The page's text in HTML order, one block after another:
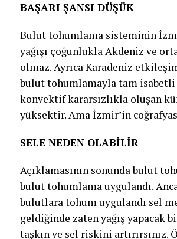
BAŞARI ŞANSI DÜŞÜK
Bulut tohumlama sisteminin
yağışı çoğunlukla Akdeniz ve
olmaz. Ayrıca Karadeniz
bulut tohumlamayla tam isabetli
konvektif kararsızlıkla oluşan
yüksektir. Ama İzmir’in
SELE NEDEN OLABİLİR
Açıklamasının sonunda bulut
bulut tohumlama uygulandı.
bulutlara tohum uygulandı sel
geldiğinde zaten yağış yapacak
taşkın ve sel riskini